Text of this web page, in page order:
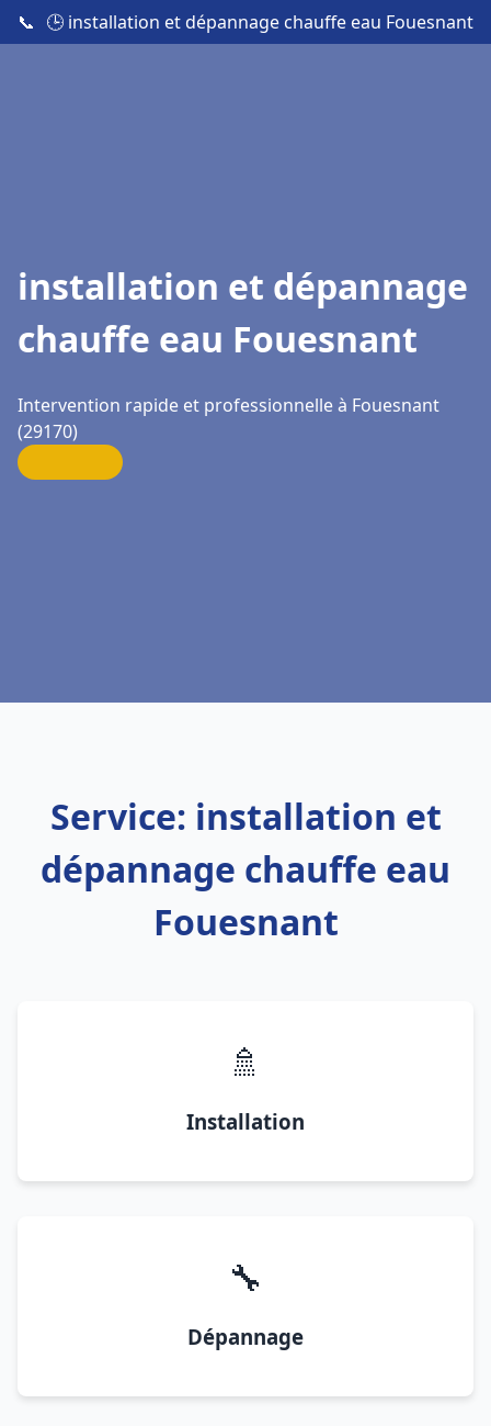
📞 🕒 installation et dépannage chauffe eau Fouesnant
installation et dépannage
chauffe eau Fouesnant
Intervention rapide et professionnelle à Fouesnant
(29170)
Service: installation et
dépannage chauffe eau
Fouesnant
🚿
Installation
🔧
Dépannage